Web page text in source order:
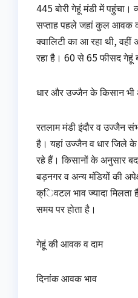
445 बोरी गेहूं मंडी में पहुंचा।
सप्ताह पहले जहां कुल आवक
क्वालिटी का आ रहा थी,
रहा है। 60 से 65 फीसद गेहूं
धार और उज्जैन के किसान
रतलाम मंडी इंदौर व उज्जैन
है। यहां उज्जैन व धार जिले
रहे हैं। किसानों के अनुसार
बड़नगर व अन्य मंडियों की
क्िवटल भाव ज्यादा मिलता
समय पर होता है।
गेहूं की आवक व दाम
दिनांक आवक भाव